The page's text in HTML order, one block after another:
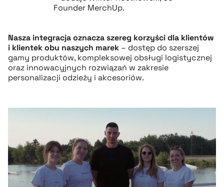
Founder MerchUp.
Nasza integracja oznacza szereg korzyści dla klientów
i klientek obu naszych marek – dostęp do szerszej
gamy produktów, kompleksowej obsługi logistycznej
oraz innowacyjnych rozwiązań w zakresie
personalizacji odzieży i akcesoriów.